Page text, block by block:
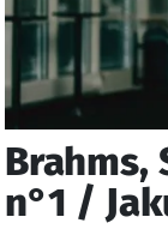
Brahms,
n°1 /